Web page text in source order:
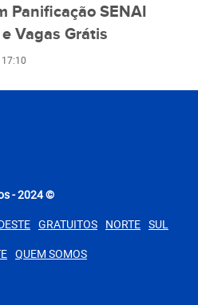
Panificação SENAI
Vagas Grátis
17:10
- 2024 ©
GRATUITOS NORTE SUL
QUEM SOMOS